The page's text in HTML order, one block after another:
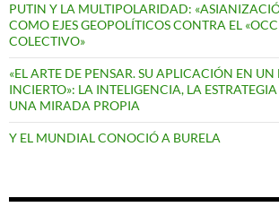
PUTIN Y LA MULTIPOLARIDAD:
COMO EJES GEOPOLÍTICOS CONTRA EL
COLECTIVO»
«EL ARTE DE PENSAR. SU APLICACIÓN EN
INCIERTO»: LA INTELIGENCIA, LA
UNA MIRADA PROPIA
Y EL MUNDIAL CONOCIÓ A BURELA